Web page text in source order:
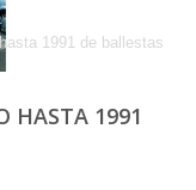
1991 de ballestas
HASTA 1991